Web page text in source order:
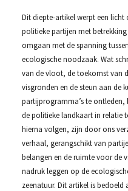
Dit diepte-artikel werpt een
politieke partijen met
omgaan met de spanning
ecologische noodzaak. Wat
van de vloot, de toekomst van
visgronden en de steun aan de
partijprogramma’s te ontleden,
de politieke landkaart in relatie
hierna volgen, zijn door ons
verhaal, gerangschikt van
belangen en de ruimte voor de
nadruk leggen op de
zeenatuur. Dit artikel is